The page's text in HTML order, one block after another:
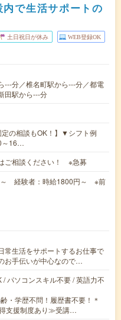
内で生活サポートの
土日祝日が休み WEB登録OK
---分／椎名町駅から---分／都電
田駅から---分
の相談もOK！】▼シフト例
～16…
ご相談ください！ ※急募
～ 経験者：時給1800円～ ※前
常生活をサポートするお仕事で
お手伝いが中心なので…
パソコンスキル不要 / 英語力不
・学歴不問！履歴書不要！＊
支援制度あり≫受講…